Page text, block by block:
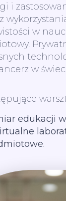
i
z
w
w
edukacji